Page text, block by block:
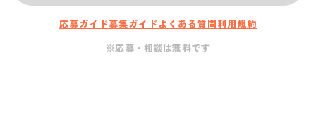
応募ガイド募集ガイド よくある質問利用規約
※応募・相談は無料です